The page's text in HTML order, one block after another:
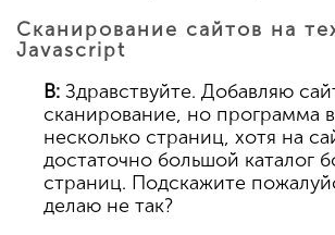
Сканирование сайтов на
Javascript
В: Здравствуйте. Добавляю
сканирование, но программа
несколько страниц, хотя на
достаточно большой каталог
страниц. Подскажите
делаю не так?